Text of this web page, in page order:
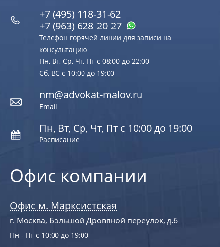
Офис компании
Офис м. Марксистская
г. Москва, Большой Дровяной переулок, д.6
Пн - Пт с 10:00 до 19:00
+7 (495) 118-31-62
+7 (963) 628‑20‑27
Телефон горячей линии для записи на
консультацию
Пн, Вт, Ср, Чт, Пт с 08:00 до 22:00
Сб, ВС с 10:00 до 19:00
nm@advokat-malov.ru
Email
Пн, Вт, Ср, Чт, Пт с 10:00 до 19:00
Расписание